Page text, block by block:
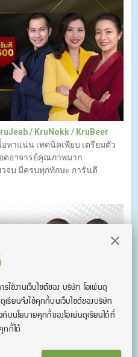
/ KruNokk / KruBeer
หาแน่น เทคนิคเพียบ เตรียมตัว
ดอาจารย์คุณภาพมาก
จบ มีครบทุกทักษะ การันตี
& KruNokk
ใช้งานเว็บไซต์ของ บริษัท โอเพ่นดู
เรียนจึงใช้คุกกี้บนเว็บไซต์ของบริษัท
นโยบายคุกกี้ของโอเพ่นดูเรียนได้ที่
กกี้ได้